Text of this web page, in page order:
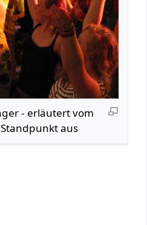
Lobsänger‏‎ - erläutert vom
Standpunkt aus